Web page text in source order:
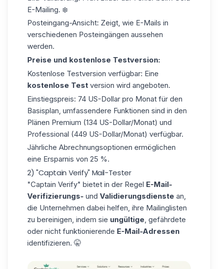
E-Mailing. ❄️
Posteingang-Ansicht: Zeigt, wie E-Mails in
verschiedenen Posteingängen aussehen
werden.
Preise und kostenlose Testversion:
Kostenlose Testversion verfügbar: Eine
kostenlose Test version wird angeboten.
Einstiegspreis: 74 US-Dollar pro Monat für den
Basisplan, umfassendere Funktionen sind in den
Plänen Premium (134 US-Dollar/Monat) und
Professional (449 US-Dollar/Monat) verfügbar.
Jährliche Abrechnungsoptionen ermöglichen
eine Ersparnis von 25 %.
2) "Captain Verify" Mail-Tester
"Captain Verify" bietet in der Regel E-Mail-
Verifizierungs- und Validierungsdienste an,
die Unternehmen dabei helfen, ihre Mailinglisten
zu bereinigen, indem sie ungültige, gefährdete
oder nicht funktionierende E-Mail-Adressen
identifizieren. 🤫